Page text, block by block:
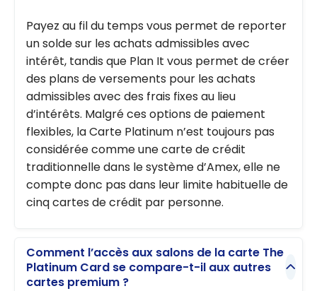
Payez au fil du temps vous permet de reporter
un solde sur les achats admissibles avec
intérêt, tandis que Plan It vous permet de créer
des plans de versements pour les achats
admissibles avec des frais fixes au lieu
d’intérêts. Malgré ces options de paiement
flexibles, la Carte Platinum n’est toujours pas
considérée comme une carte de crédit
traditionnelle dans le système d’Amex, elle ne
compte donc pas dans leur limite habituelle de
cinq cartes de crédit par personne.
Comment l’accès aux salons de la carte The
Platinum Card se compare-t-il aux autres
cartes premium ?